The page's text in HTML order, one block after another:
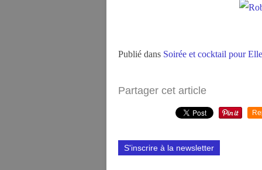
Publié dans Soirée et cocktail pour Elle
Partager cet article
S'inscrire à la newsletter